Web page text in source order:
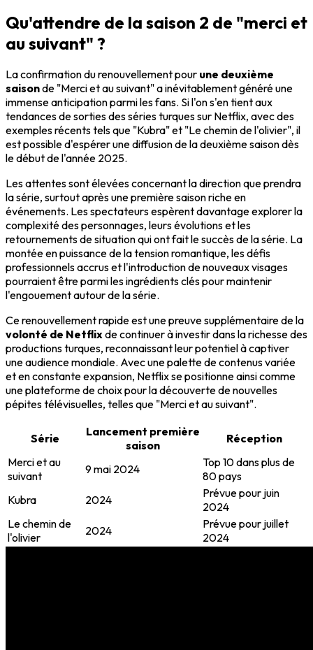
Qu'attendre de la saison 2 de "merci et
au suivant" ?
La confirmation du renouvellement pour une deuxième
saisonde "Merci et au suivant" a inévitablement généré une
immense anticipation parmi les fans. Si l'on s'en tient aux
tendances de sorties des séries turques sur Netflix, avec des
exemples récents tels que "Kubra" et "Le chemin de l'olivier", il
est possible d'espérer une diffusion de la deuxième saison dès
le début de l'année 2025.
Les attentes sont élevées concernant la direction que prendra
la série, surtout après une première saison riche en
événements. Les spectateurs espèrent davantage explorer la
complexité des personnages, leurs évolutions et les
retournements de situation qui ont fait le succès de la série. La
montée en puissance de la tension romantique, les défis
professionnels accrus et l'introduction de nouveaux visages
pourraient être parmi les ingrédients clés pour maintenir
l'engouement autour de la série.
Ce renouvellement rapide est une preuve supplémentaire de la
volonté de Netflixde continuer à investir dans la richesse des
productions turques, reconnaissant leur potentiel à captiver
une audience mondiale. Avec une palette de contenus variée
et en constante expansion, Netflix se positionne ainsi comme
une plateforme de choix pour la découverte de nouvelles
pépites télévisuelles, telles que "Merci et au suivant".
Série
Lancement première
saison
Réception
Merci et au
suivant
9 mai 2024
Top 10 dans plus de
80 pays
Kubra
2024
Prévue pour juin
2024
Le chemin de
l'olivier
2024
Prévue pour juillet
2024